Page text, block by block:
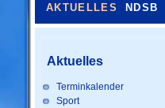
AKTUELLES NDSB
Aktuelles
Terminkalender
Sport